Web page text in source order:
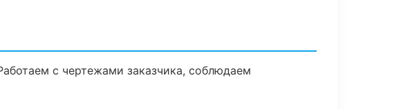
с чертежами заказчика, соблюдаем